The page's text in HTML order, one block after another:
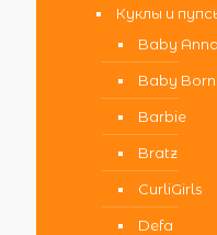
Куклы и
Baby
Baby Born
Barbie
Bratz
CurliGirls
Defa